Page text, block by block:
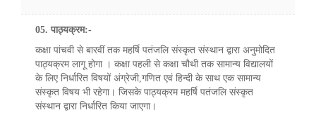
05. पाठ्यक्रम:-
कक्षा पांचवी से बारवीं तक महर्षि पतंजलि संस्कृत संस्थान द्वारा अनुमोदित
पाठ्यक्रम लागू होगा । कक्षा पहली से कक्षा चौथी तक सामान्य विद्यालयों
के लिए निर्धारित विषयों अंग्रेजी,गणित एवं हिन्दी के साथ एक सामान्य
संस्कृत विषय भी रहेगा। जिसके पाठ्यक्रम महर्षि पतंजलि संस्कृत
संस्थान द्वारा निर्धारित किया जाएगा।